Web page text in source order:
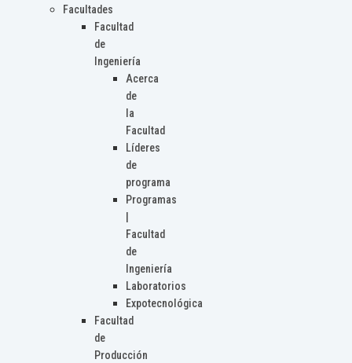
Facultades
Facultad
de
Ingeniería
Acerca
de
la
Facultad
Líderes
de
programa
Programas
Facultad
de
Ingeniería
Laboratorios
Expotecnológica
Facultad
de
Producción